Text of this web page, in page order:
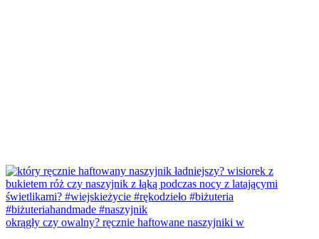
okrągły czy owalny? ręcznie haftowane naszyjniki w